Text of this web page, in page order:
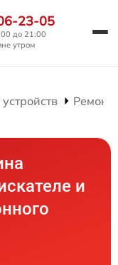
23-05
до 21:00
утром
Ремонт
и